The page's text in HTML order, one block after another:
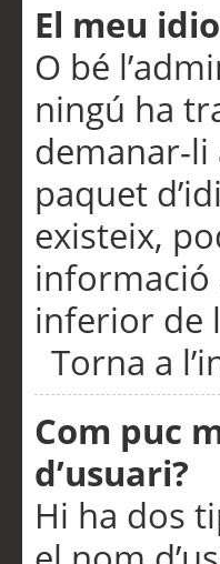
El meu
O bé
ningú ha
demanar-li
paquet
existeix,
informació
inferior de
Torna a
Com puc
d’usuari?
Hi ha dos